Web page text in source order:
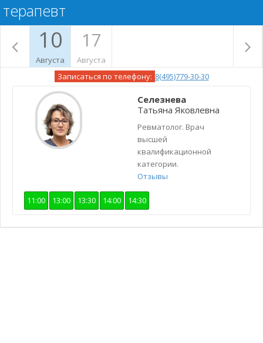
терапевт
10
Августа
17
Августа
Записаться по телефону: 8(495)779-30-30
Селезнева
Татьяна Яковлевна
Ревматолог. Врач
высшей
квалификационной
категории.
Отзывы
11:00 13:00 13:30 14:00 14:30